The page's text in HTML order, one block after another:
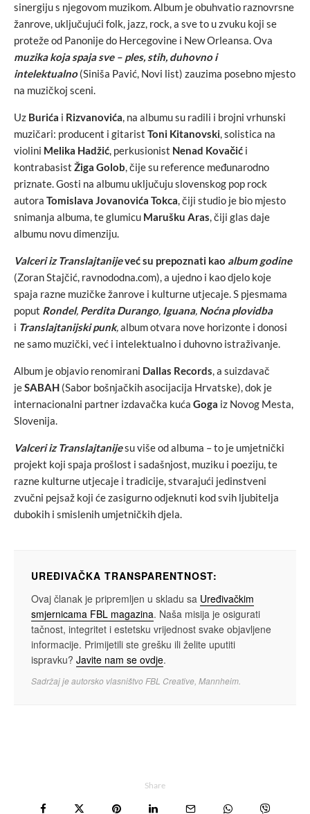
sinergiju s njegovom muzikom. Album je obuhvatio raznovrsne
žanrove, uključujući folk, jazz, rock, a sve to u zvuku koji se
proteže od Panonije do Hercegovine i New Orleansa. Ova
muzika koja spaja sve – ples, stih, duhovno i
intelektualno (Siniša Pavić, Novi list) zauzima posebno mjesto
na muzičkoj sceni.
Uz Burića i Rizvanovića, na albumu su radili i brojni vrhunski
muzičari: producent i gitarist Toni Kitanovski, solistica na
violini Melika Hadžić, perkusionist Nenad Kovačić i
kontrabasist Žiga Golob, čije su reference međunarodno
priznate. Gosti na albumu uključuju slovenskog pop rock
autora Tomislava Jovanovića Tokca, čiji studio je bio mjesto
snimanja albuma, te glumicu Marušku Aras, čiji glas daje
albumu novu dimenziju.
Valceri iz Translajtanijeveć su prepoznati kao album godine
(Zoran Stajčić, ravnododna.com), a ujedno i kao djelo koje
spaja razne muzičke žanrove i kulturne utjecaje. S pjesmama
poput Rondel, Perdita Durango, Iguana, Noćna plovidba
i Translajtanijski punk,album otvara nove horizonte i donosi
ne samo muzički, već i intelektualno i duhovno istraživanje.
Album je objavio renomirani Dallas Records, a suizdavač
jeSABAH (Sabor bošnjačkih asocijacija Hrvatske), dok je
internacionalni partner izdavačka kuća Goga iz Novog Mesta,
Slovenija.
Valceri iz Translajtanijesu više od albuma – to je umjetnički
projekt koji spaja prošlost i sadašnjost, muziku i poeziju, te
razne kulturne utjecaje i tradicije, stvarajući jedinstveni
zvučni pejsaž koji će zasigurno odjeknuti kod svih ljubitelja
dubokih i smislenih umjetničkih djela.
UREĐIVAČKA TRANSPARENTNOST:
Ovaj članak je pripremljen u skladu sa Uređivačkim
smjernicama FBL magazina. Naša misija je osigurati
tačnost, integritet i estetsku vrijednost svake objavljene
informacije. Primijetili ste grešku ili želite uputiti
ispravku? Javite nam se ovdje.
Sadržaj je autorsko vlasništvo FBL Creative, Mannheim.
Share